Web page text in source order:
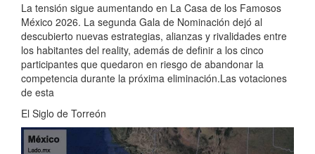
La tensión sigue aumentando en La Casa de los Famosos
México 2026. La segunda Gala de Nominación dejó al
descubierto nuevas estrategias, alianzas y rivalidades entre
los habitantes del reality, además de definir a los cinco
participantes que quedaron en riesgo de abandonar la
competencia durante la próxima eliminación.Las votaciones
de esta
El Siglo de Torreón